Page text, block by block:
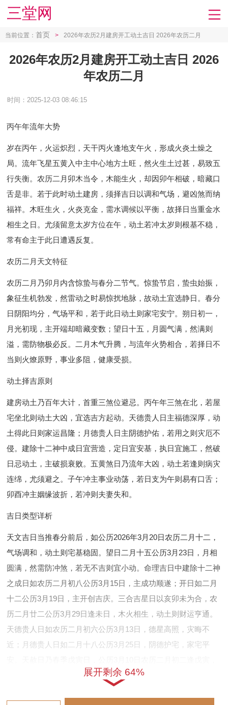
三堂网
当前位置： 首页 > 2026年农历2月建房开工动土吉日 2026年农历二月
2026年农历2月建房开工动土吉日 2026
年农历二月
时间：2025-12-03 08:46:15
丙午年流年大势
岁在丙午，火运炽烈，天干丙火逢地支午火，形成火炎土燥之
局。流年飞星五黄入中主中心地方土旺，然火生土过甚，易致五
行失衡。农历二月卯木当令，木能生火，却因卯午相破，暗藏口
舌是非。若于此时动土建房，须择吉日以调和气场，避凶煞而纳
福祥。木旺生火，火炎克金，需水调候以平衡，故择日当重金水
相生之日。尤须留意太岁方位在午，动土若冲太岁则根基不稳，
常有命主于此日遭遇反复。
农历二月天文特征
农历二月乃卯月内含惊蛰与春分二节气。惊蛰节启，蛰虫始振，
象征生机勃发，然雷动之时易惊扰地脉，故动土宜选静日。春分
日阴阳均分，气场平和，若于此日动土则家宅安宁。朔日初一，
月光初现，主开端却暗藏变数；望日十五，月圆气满，然满则
溢，需防物极必反。二月木气升腾，与流年火势相合，若择日不
当则火燎原野，事业多阻，健康受损。
动土择吉原则
建房动土乃百年大计，首重三煞位避忌。丙午年三煞在北，若屋
宅坐北则动土大凶，宜选吉方起动。天德贵人日主福德深厚，动
土得此日则家运昌隆；月德贵人日主阴德护佑，若用之则灾厄不
侵。建除十二神中成日宜营造，定日宜安基，执日宜施工，然破
日忌动土，主破损衰败。五黄煞日乃流年大凶，动土若逢则病灾
连绵，尤须避之。子午冲主事业动荡，若日支为午则易有口舌；
卯酉冲主姻缘波折，若冲则夫妻失和。
吉日类型详析
天文吉日当推春分前后，如公历2026年3月20日农历二月十二，
气场调和，动土则宅基稳固。望日二月十五公历3月23日，月相
圆满，然需防冲煞，若无不吉则宜小动。命理吉日中建除十二神
之成日如农历二月初八公历3月15日，主成功顺遂；开日如二月
十二公历3月19日，主开创吉庆。三合吉星日以亥卯未为合，农
历二月廿二公历3月29日逢未日，木火相生，动土则财运亨通。
天德贵人日如农历二月初六公历3月13日，德星高照，灾晦不
近；月德贵人日如二月十八公历3月25日，阴德护宅，家宅平
展开剩余 64%